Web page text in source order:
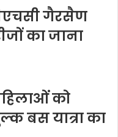
गैरसैण
का जाना
को
बस यात्रा का